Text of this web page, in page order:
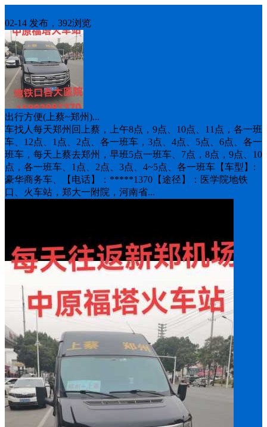
02-14 发布，392浏览
出行方便(上蔡~郑州)...
车找人每天郑州回上蔡，上午8点，9点、10点、11点，各一班
车、12点、1点、2点、各一班车，3点、4点、5点、6点、各一
班车，每天上蔡去郑州，早班5点一班车、7点，8点，9点、10
点，各一班车、1点、2点、3点、4~5点、各一班车【车型】:
豪华商务车、【电话】：*****1370【途径】：医学院‬地铁
口、火车站，郑大一附院，河南省...